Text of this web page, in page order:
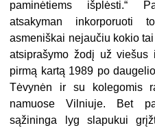
paminėtiems išplėsti.“
atsakyman inkorporuoti
asmeniškai nejaučiu kokio
atsiprašymo žodį už viešus
pirmą kartą 1989 po
Tėvynėn ir su kolegomis
namuose Vilniuje. Bet
sąžininga lyg slapukui